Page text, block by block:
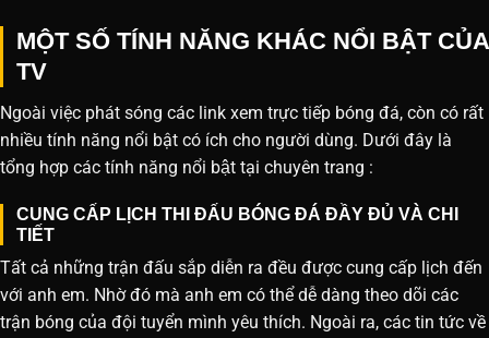
MỘT SỐ TÍNH NĂNG KHÁC NỔI BẬT CỦA
TV
Ngoài việc phát sóng các link xem trực tiếp bóng đá, còn có rất
nhiều tính năng nổi bật có ích cho người dùng. Dưới đây là
tổng hợp các tính năng nổi bật tại chuyên trang :
CUNG CẤP LỊCH THI ĐẤU BÓNG ĐÁ ĐẦY ĐỦ VÀ CHI
TIẾT
Tất cả những trận đấu sắp diễn ra đều được cung cấp lịch đến
với anh em. Nhờ đó mà anh em có thể dễ dàng theo dõi các
trận bóng của đội tuyển mình yêu thích. Ngoài ra, các tin tức về